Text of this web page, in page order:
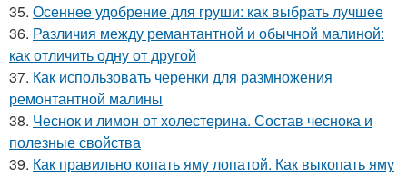
35. Осеннее удобрение для груши: как выбрать лучшее
36. Различия между ремантантной и обычной малиной:
как отличить одну от другой
37. Как использовать черенки для размножения
ремонтантной малины
38. Чеснок и лимон от холестерина. Состав чеснока и
полезные свойства
39. Как правильно копать яму лопатой. Как выкопать яму